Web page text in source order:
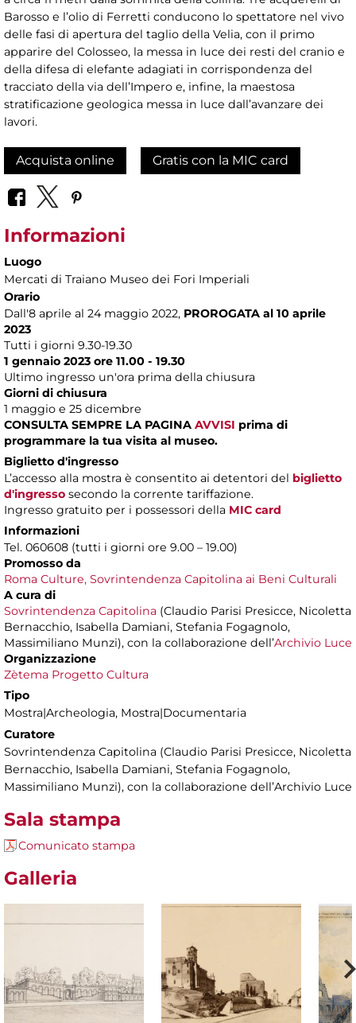
Barosso e l’olio di Ferretti conducono lo spettatore nel vivo
delle fasi di apertura del taglio della Velia, con il primo
apparire del Colosseo, la messa in luce dei resti del cranio e
della difesa di elefante adagiati in corrispondenza del
tracciato della via dell’Impero e, infine, la maestosa
stratificazione geologica messa in luce dall’avanzare dei
lavori.
Acquista online Gratis con la MIC card
Informazioni
Luogo
Mercati di Traiano Museo dei Fori Imperiali
Orario
Dall'8 aprile al 24 maggio 2022, PROROGATA al 10 aprile
2023
Tutti i giorni 9.30-19.30
1 gennaio 2023 ore 11.00 - 19.30
Ultimo ingresso un'ora prima della chiusura
Giorni di chiusura
1 maggio e 25 dicembre
CONSULTA SEMPRE LA PAGINA AVVISI prima di
programmare la tua visita al museo.
Biglietto d'ingresso
L’accesso alla mostra è consentito ai detentori del biglietto
d'ingresso secondo la corrente tariffazione.
Ingresso gratuito per i possessori della MIC card
Informazioni
Tel. 060608 (tutti i giorni ore 9.00 – 19.00)
Promosso da
Roma Culture, Sovrintendenza Capitolina ai Beni Culturali
A cura di
Sovrintendenza Capitolina (Claudio Parisi Presicce, Nicoletta
Bernacchio, Isabella Damiani, Stefania Fogagnolo,
Massimiliano Munzi), con la collaborazione dell’Archivio Luce
Organizzazione
Zètema Progetto Cultura
Tipo
Mostra|Archeologia, Mostra|Documentaria
Curatore
Sovrintendenza Capitolina (Claudio Parisi Presicce, Nicoletta
Bernacchio, Isabella Damiani, Stefania Fogagnolo,
Massimiliano Munzi), con la collaborazione dell’Archivio Luce
Sala stampa
Comunicato stampa
Galleria